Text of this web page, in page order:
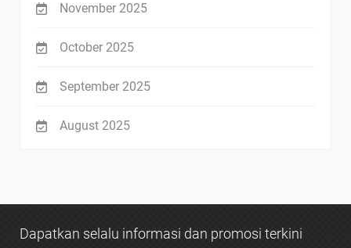
November 2025
October 2025
September 2025
August 2025
Dapatkan selalu informasi dan promosi terkini